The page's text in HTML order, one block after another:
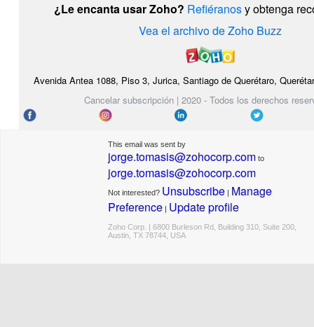
¿Le encanta usar Zoho? Refiéranosy obtenga
Vea el archivo de Zoho Buzz
Avenida Antea 1088, Piso 3, Jurica, Santiago de Querétaro,
Cancelar subscripción | 2020 - Todos los derechos
This email was sent by
jorge.tomasis@zohocorp.com to
jorge.tomasis@zohocorp.com
Not interested? Unsubscribe | Manage
Preference | Update profile
Zoho Corp. | 6800 Burleson Rd, Building 310, Suite 200,
Austin, TX 78744, USA